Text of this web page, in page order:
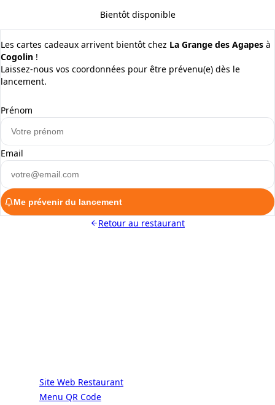
Bientôt disponible
Les cartes cadeaux arrivent bientôt chez La Grange des Agapes à
Cogolin !
Laissez-nous vos coordonnées pour être prévenu(e) dès le
lancement.
Prénom
Email
Me prévenir du lancement
Retour au restaurant
Site Web Restaurant
Menu QR Code